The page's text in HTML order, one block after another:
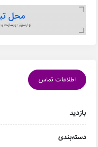
اطلاعات تماس
بازدید
دسته‌بندی